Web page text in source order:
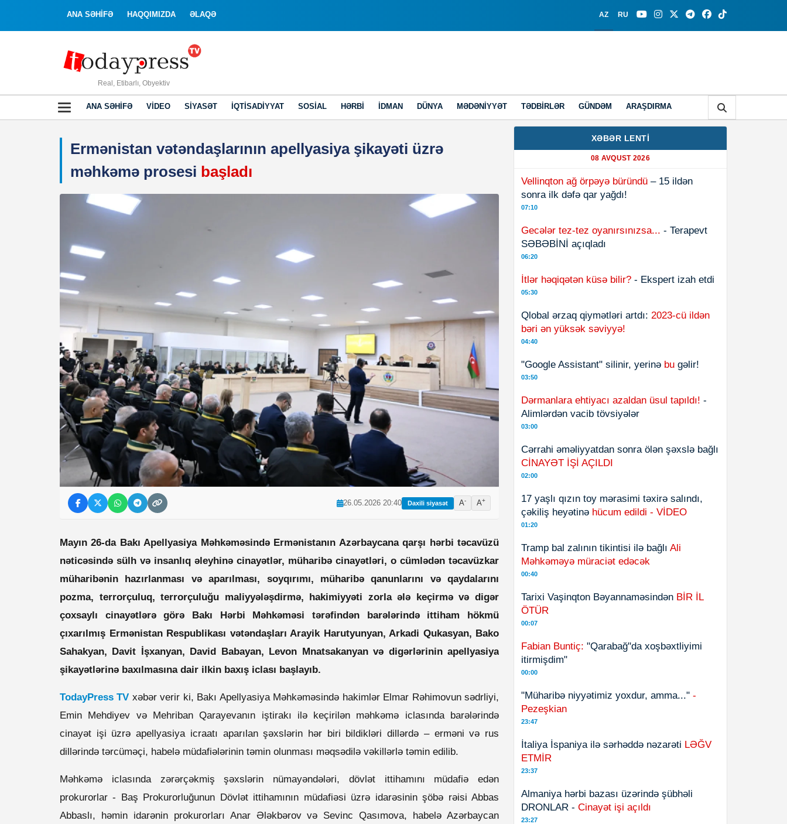
ANA SƏHİFƏ HAQQIMIZDA ƏLAQƏ AZ RU
Real, Etibarlı, Obyektiv
ANA SƏHIFƏ VIDEO SIYASƏT İQTISADIYYAT SOSIAL HƏRBI İDMAN DÜNYA MƏDƏNIYYƏT TƏDBIRLƏR GÜNDƏM ARAŞDIRMA
Ermənistan vətəndaşlarının apellyasiya şikayəti üzrə
məhkəmə prosesi başladı
26.05.2026 20:40 Daxili siyasət A- A+
Mayın 26-da Bakı Apellyasiya Məhkəməsində Ermənistanın Azərbaycana qarşı hərbi təcavüzü
nəticəsində sülh və insanlıq əleyhinə cinayətlər, müharibə cinayətləri, o cümlədən təcavüzkar
müharibənin hazırlanması və aparılması, soyqırımı, müharibə qanunlarını və qaydalarını
pozma, terrorçuluq, terrorçuluğu maliyyələşdirmə, hakimiyyəti zorla ələ keçirmə və digər
çoxsaylı cinayətlərə görə Bakı Hərbi Məhkəməsi tərəfindən barələrində ittiham hökmü
çıxarılmış Ermənistan Respublikası vətəndaşları Arayik Harutyunyan, Arkadi Qukasyan, Bako
Sahakyan, Davit İşxanyan, David Babayan, Levon Mnatsakanyan və digərlərinin apellyasiya
şikayətlərinə baxılmasına dair ilkin baxış iclası başlayıb.
TodayPress TV xəbər verir ki, Bakı Apellyasiya Məhkəməsində hakimlər Elmar Rəhimovun sədrliyi,
Emin Mehdiyev və Mehriban Qarayevanın iştirakı ilə keçirilən məhkəmə iclasında barələrində
cinayət işi üzrə apellyasiya icraatı aparılan şəxslərin hər biri bildikləri dillərdə – erməni və rus
dillərində tərcüməçi, habelə müdafiələrinin təmin olunması məqsədilə vəkillərlə təmin edilib.
Məhkəmə iclasında zərərçəkmiş şəxslərin nümayəndələri, dövlət ittihamını müdafiə edən
prokurorlar - Baş Prokurorluğunun Dövlət ittihamının müdafiəsi üzrə idarəsinin şöbə rəisi Abbas
Abbaslı, həmin idarənin prokurorları Anar Ələkbərov və Sevinc Qasımova, habelə Azərbaycan
XƏBƏR LENTİ
08 AVQUST 2026
Vellinqton ağ örpəyə büründü – 15 ildən
sonra ilk dəfə qar yağdı!
07:10
Gecələr tez-tez oyanırsınızsa... - Terapevt
SƏBƏBİNİ açıqladı
06:20
İtlər həqiqətən küsə bilir? - Ekspert izah etdi
05:30
Qlobal ərzaq qiymətləri artdı: 2023-cü ildən
bəri ən yüksək səviyyə!
04:40
"Google Assistant" silinir, yerinə bu gəlir!
03:50
Dərmanlara ehtiyacı azaldan üsul tapıldı! -
Alimlərdən vacib tövsiyələr
03:00
Cərrahi əməliyyatdan sonra ölən şəxslə bağlı
CİNAYƏT İŞİ AÇILDI
02:00
17 yaşlı qızın toy mərasimi təxirə salındı,
çəkiliş heyətinə hücum edildi - VİDEO
01:20
Tramp bal zalının tikintisi ilə bağlı Ali
Məhkəməyə müraciət edəcək
00:40
Tarixi Vaşinqton Bəyannaməsindən BİR İL
ÖTÜR
00:07
Fabian Buntiç: "Qarabağ"da xoşbəxtliyimi
itirmişdim"
00:00
"Müharibə niyyətimiz yoxdur, amma..." -
Pezeşkian
23:47
İtaliya İspaniya ilə sərhəddə nəzarəti LƏĞV
ETMİR
23:37
Almaniya hərbi bazası üzərində şübhəli
DRONLAR - Cinayət işi açıldı
23:27